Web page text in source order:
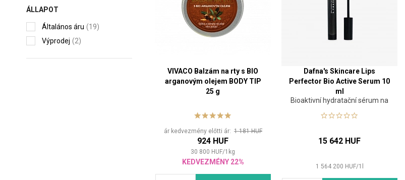
ÁLLAPOT
Általános áru (19)
Výprodej (2)
VIVACO Balzám na rty s BIO
arganovým olejem BODY TIP
25 g
ár kedvezmény előtti ár: 1 181 HUF
924 HUF
30 800 HUF/1 kg
KEDVEZMÉNY 22%
Dafna's Skincare Lips
Perfector Bio Active Serum 10
ml
Bioaktivní hydratační sérum na
15 642 HUF
1 564 200 HUF/1